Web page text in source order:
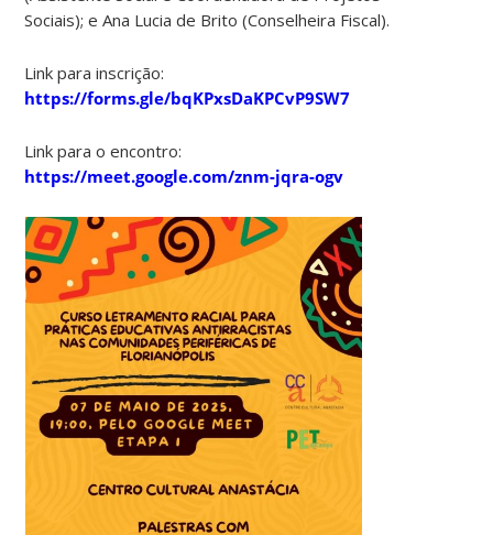
Sociais); e Ana Lucia de Brito (Conselheira Fiscal).
Link para inscrição:
https://forms.gle/bqKPxsDaKPCvP9SW7
Link para o encontro:
https://meet.google.com/znm-jqra-ogv